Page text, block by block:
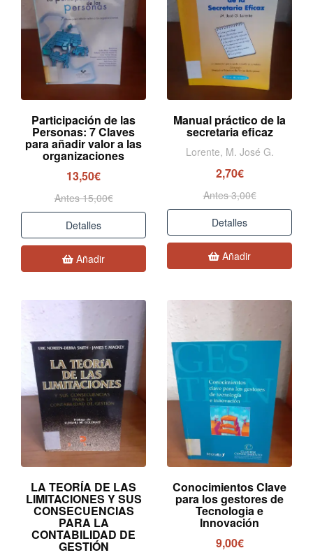
Participación de las
Personas: 7 Claves
para añadir valor a las
organizaciones
13,50€
Antes 15,00€
Detalles
Añadir
Manual práctico de la
secretaria eficaz
Lorente, M. José G.
2,70€
Antes 3,00€
Detalles
Añadir
LA TEORÍA DE LAS
LIMITACIONES Y SUS
CONSECUENCIAS
PARA LA
CONTABILIDAD DE
GESTIÓN
Conocimientos Clave
para los gestores de
Tecnologia e
Innovación
9,00€